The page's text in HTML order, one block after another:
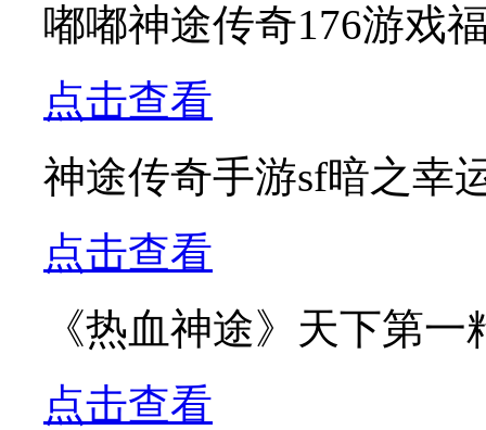
嘟嘟神途传奇176游戏
点击查看
神途传奇手游sf暗之幸
点击查看
《热血神途》天下第
点击查看